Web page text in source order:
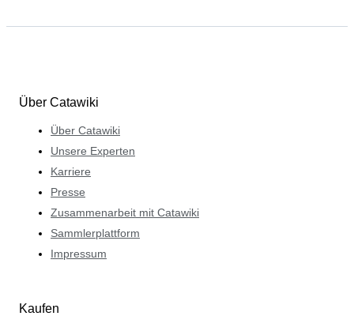
Über Catawiki
Über Catawiki
Unsere Experten
Karriere
Presse
Zusammenarbeit mit Catawiki
Sammlerplattform
Impressum
Kaufen